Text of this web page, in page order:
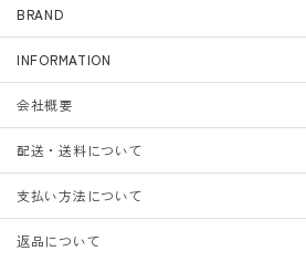
BRAND
INFORMATION
会社概要
配送・送料について
支払い方法について
返品について